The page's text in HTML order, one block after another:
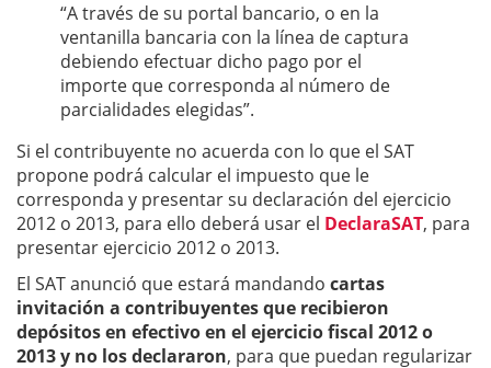
“A través de su portal bancario, o en la
ventanilla bancaria con la línea de captura
debiendo efectuar dicho pago por el
importe que corresponda al número de
parcialidades elegidas”.
Si el contribuyente no acuerda con lo que el SAT
propone podrá calcular el impuesto que le
corresponda y presentar su declaración del ejercicio
2012 o 2013, para ello deberá usar el DeclaraSAT, para
presentar ejercicio 2012 o 2013.
El SAT anunció que estará mandando cartas
invitación a contribuyentes que recibieron
depósitos en efectivo en el ejercicio fiscal 2012 o
2013 y no los declararon, para que puedan regularizar